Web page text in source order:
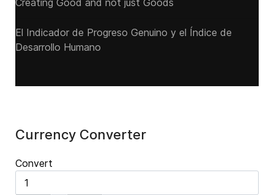
Creating Good and not just Goods
El Indicador de Progreso Genuino y el Índice de
Desarrollo Humano
Currency Converter
Convert